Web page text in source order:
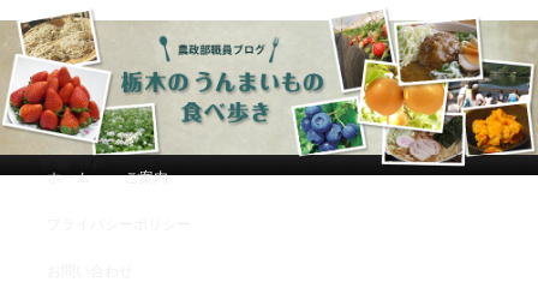
農政部職員ブログ「栃木のうんまい
もの食べ歩き」
メインコンテンツへ移動
サブコンテンツへ移動
ホーム ご案内